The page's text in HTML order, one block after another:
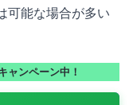
可能な場合が多い
ャンペーン中！